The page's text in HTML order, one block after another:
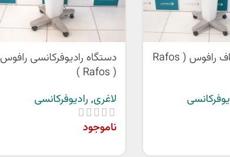
دستگاه آراف رافوس ( Rafos
دستگاه رادیوفرکانسی رافوس
( Rafos )
لاغری,رادیوفرکانسی
ناموجود